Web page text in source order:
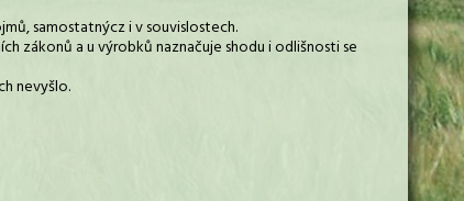
samostatnýcz i v souvislostech.
zákonů a u výrobků naznačuje shodu i odlišnosti se
nevyšlo.